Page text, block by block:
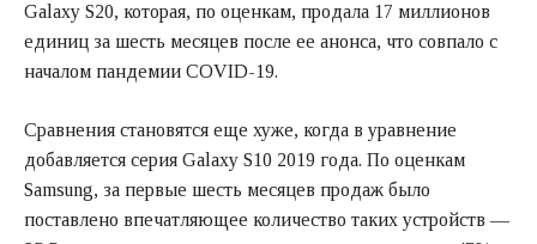
Galaxy S20, которая, по оценкам, продала 17 миллионов
единиц за шесть месяцев после ее анонса, что совпало с
началом пандемии COVID-19.
Сравнения становятся еще хуже, когда в уравнение
добавляется серия Galaxy S10 2019 года. По оценкам
Samsung, за первые шесть месяцев продаж было
поставлено впечатляющее количество таких устройств —